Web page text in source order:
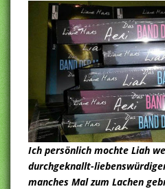
Ich persönlich mochte Liah
durchgeknallt-
manches Mal zum Lachen